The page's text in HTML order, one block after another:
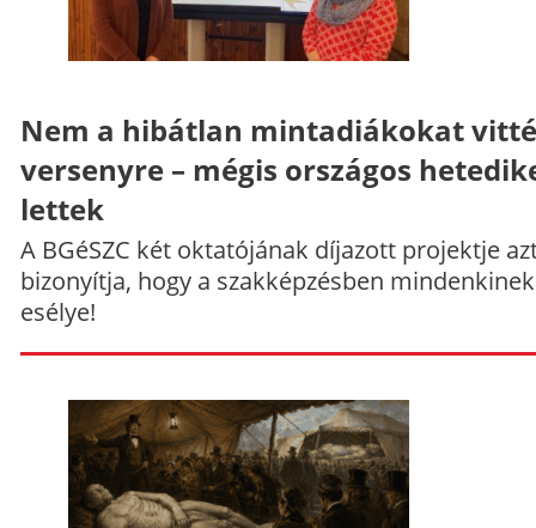
Nem a hibátlan mintadiákokat
versenyre – mégis országos
lettek
A BGéSZC két oktatójának díjazott projektje
bizonyítja, hogy a szakképzésben
esélye!